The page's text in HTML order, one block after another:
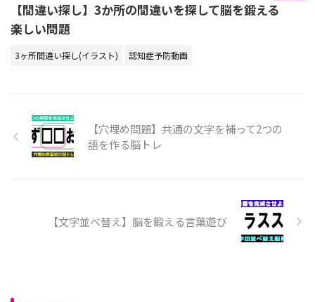
【間違い探し】3か所の間違いを探して脳を鍛える
楽しい問題
3ヶ所間違い探し(イラスト) 認知症予防動画
【穴埋め問題】共通の文字を補って2つの
語を作る脳トレ
【文字並べ替え】脳を鍛える言葉遊び